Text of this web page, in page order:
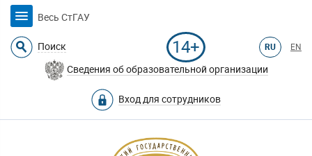
Весь СтГАУ
Поиск 14+ RU EN
Сведения об образовательной организации
Вход для сотрудников